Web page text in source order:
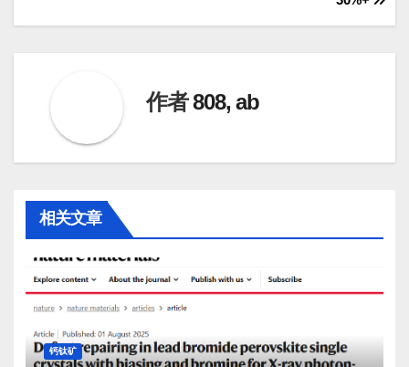
作者808, ab
相关文章
钙钛矿